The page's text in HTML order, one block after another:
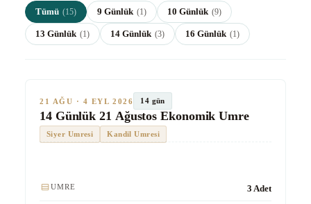
Tümü (15) 9 Günlük (1) 10 Günlük (9)
13 Günlük (1) 14 Günlük (3) 16 Günlük (1)
TUR #1012 SON KOLTUKLAR
21 AĞU · 4 EYL 2026 14 gün
14 Günlük 21 Ağustos Ekonomik Umre
Siyer Umresi Kandil Umresi
UMRE 3 Adet